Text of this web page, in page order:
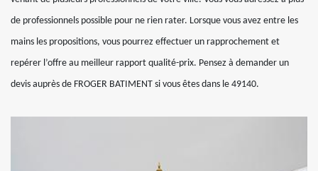
de professionnels possible pour ne rien rater. Lorsque vous avez entre les
mains les propositions, vous pourrez effectuer un rapprochement et
repérer l’offre au meilleur rapport qualité-prix. Pensez à demander un
devis auprès de FROGER BATIMENT si vous êtes dans le 49140.